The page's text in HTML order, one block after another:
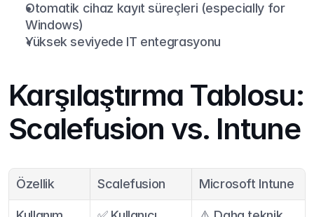
Otomatik cihaz kayıt süreçleri (especially for
Windows)
Yüksek seviyede IT entegrasyonu
Karşılaştırma Tablosu:
Scalefusion vs. Intune
Özellik Scalefusion Microsoft Intune